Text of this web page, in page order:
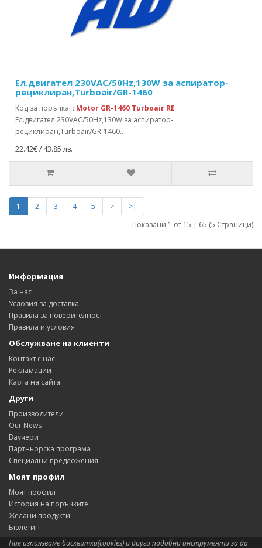
Ел.двигател 230VAC/50Hz,130W за аспиратор-
рециклиран,Turboair/GR-1460
Код за поръчка: : Motor GR-1460 Turboair RE
Ел.двигател 230VAC/50Hz,130W за аспиратор-
рециклиран,Turboair/GR-1460..
22.42€ / 43.85 лв.
1 2 3 4 5 >
>|
Показани 1 от 15 | 65 (5 Страници)
Информация
За нас
Условия за доставка
Правила за поверителност
Правила и условия
Обслужване на клиенти
Контакт с нас
Рекламации
Карта на сайта
Други
Производители
Our News
Ваучери
Партньорска програма
Специални предложения
Моят профил
Моят профил
История на поръчките
Желани продукти
Бюлетин
Ние използваме бисквитки(cookies) и други подобни инструменти за да